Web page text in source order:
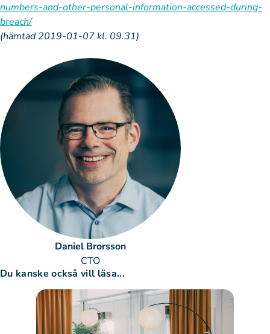
numbers-and-other-personal-information-accessed-during-
breach/
(hämtad 2019-01-07 kl. 09.31)
Daniel Brorsson
CTO
Du kanske också vill läsa...